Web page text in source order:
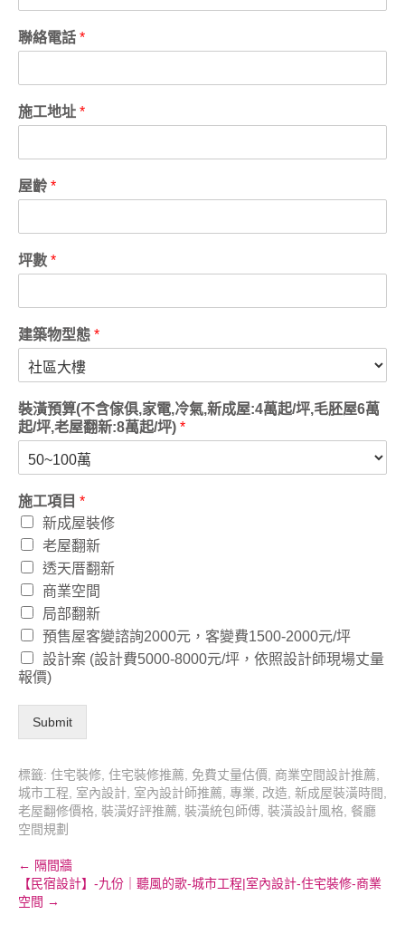
聯絡電話 *
施工地址 *
屋齡 *
坪數 *
建築物型態 *
裝潢預算(不含傢俱,家電,冷氣,新成屋:4萬起/坪,毛胚屋6萬
起/坪,老屋翻新:8萬起/坪) *
施工項目 *
新成屋裝修
老屋翻新
透天厝翻新
商業空間
局部翻新
預售屋客變諮詢2000元，客變費1500-2000元/坪
設計案 (設計費5000-8000元/坪，依照設計師現場丈量
報價)
Submit
標籤: 住宅裝修 住宅裝修推薦 免費丈量估價 商業空間設計推薦
城市工程
室內設計 室內設計師推薦 專業 改造 新成屋裝潢時間
老屋翻修價格 裝潢好評推薦 裝潢統包師傅 裝潢設計風格 餐廳
空間規劃
Post
navigation
← 隔間牆
【民宿設計】-九份｜聽風的歌-城市工程|室內設計-住宅裝修-商業
空間 →